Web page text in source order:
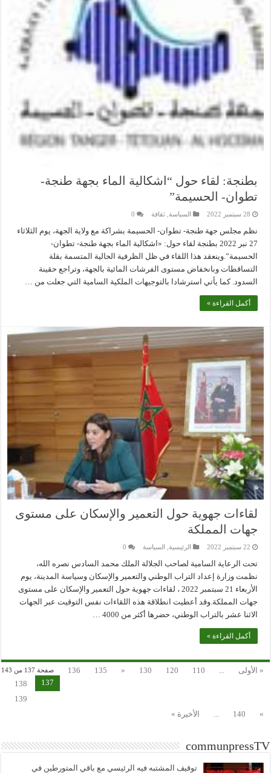
بطنجة: لقاء حول “اشكالية الماء بجهة طنجة-
تطوان- الحسيمة”
28 سبتمبر 2022 السياسة ,ثقافة 0
نظم مجلس جهة طنجة- تطوان- الحسيمة بشراكة مع ولاية الجهة، يوم الثلاثاء
27 نبر 2022 بطنجة لقاء حول: «اشكالية الماء بجهة طنجة- تطوان-
الحسيمة”.وينعقد هذا اللقاء في ظل الظرفية الحالية المتسمة بقلة
التساقطات وبانخفاض مستوى الفرشات المائية بالجهة، وتراجع حقينة
السدود. كما يأتي استرشادا بالتوجيهات الملكية السامية التي جعلت من …
أكمل القراءة »
لقاءات جهوية حول التعمير والإسكان على مستوى
جهات المملكة
22 سبتمبر 2022 الرئيسية السياسة 0
تحت الرعاية السامية لصاحب الجلالة الملك محمد السادس نصره الله،
نظمت وزارة إعداد التراب الوطني والتعمير والإسكان وسياسة المدينة، يوم
الأربعاء 21 سبتمبر 2022 ، لقاءات جهوية حول التعمير والإسكان على مستوى
جهات المملكة.وقد أعطيت انطلاقة هذه اللقاءات نفس التوقيت عبر الجهات
الاثنا عشر بالتراب الوطني، حضرها أكثر من 4000 …
أكمل القراءة »
صفحة 137 من 143 « الأولى 110
120
130
«
135
136
137
138
139
»
140 الأخيرة »
communpressTV
توقيف المشتبه فيه الرئيسي مع باقي المتورطين في